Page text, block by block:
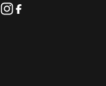
Instagram
Facebook